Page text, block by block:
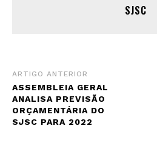
SJSC
ARTIGO ANTERIOR
ASSEMBLEIA GERAL
ANALISA PREVISÃO
ORÇAMENTÁRIA DO
SJSC PARA 2022